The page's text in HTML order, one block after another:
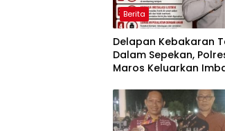
Berita
Delapan Kebakaran
Dalam Sepekan,
Maros Keluarkan